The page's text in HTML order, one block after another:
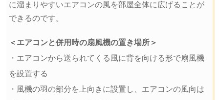
に溜まりやすいエアコンの風を部屋全体に広げることが
できるのです。
＜エアコンと併用時の扇風機の置き場所＞
・エアコンから送られてくる風に背を向ける形で扇風機
を設置する
・風機の羽の部分を上向きに設置し、エアコンの風向は